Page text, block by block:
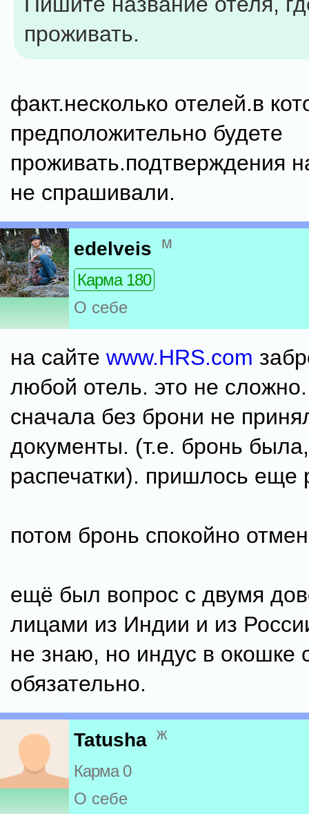
проживать.
факт.несколько отелей.в
предположительно будете
проживать.подтверждения
не спрашивали.
edelveis м
Карма 180
О себе
на сайте www.HRS.com
любой отель. это не
сначала без брони не
документы. (т.е. бронь
распечатки). пришлось еще
потом бронь спокойно
ещё был вопрос с двумя
лицами из Индии и из
не знаю, но индус в окошке
обязательно.
Tatusha ж
Карма 0
О себе